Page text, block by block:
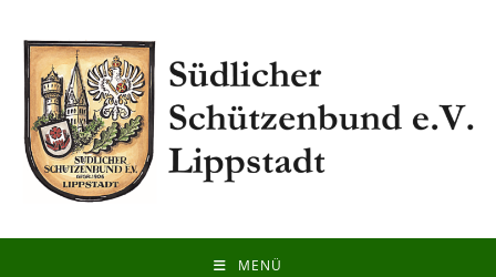
Inhalt
springen
MENÜ